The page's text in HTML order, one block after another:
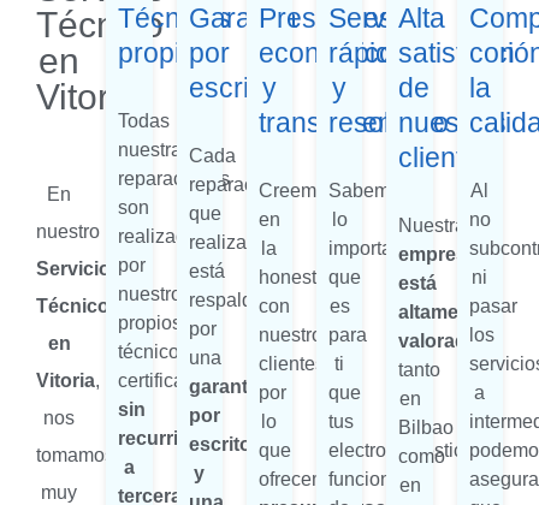
Técnico
en
Vitoria
En
nuestro
Servicio
Técnico
en
Vitoria,
nos
tomamos
muy
Técnicos
propios
Todas
nuestras
reparaciones
son
realizadas
por
nuestros
propios
técnicos
certificados,
sin
recurrir
a
terceras
Garantía
por
escrito
Cada
reparación
que
realizamos
está
respaldada
por
una
garantía
por
escrito
y
Presupuestos
económicos
y
transparentes
Creemos
en
la
honestidad
con
nuestros
clientes,
por
lo
que
ofrecemos
Servicio
rápido
y
resolutivo
Sabemos
lo
importante
que
es
para
ti
que
tus
electrodomésticos
funcionen
Alta
de
nuestros
clientes
Nuestra
empresa
está
altamente
valorada
tanto
en
Bilbao
como
en
con
la
Al
no
ni
pasar
los
a